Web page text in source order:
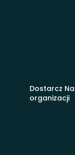
Dostarcz
organizacji